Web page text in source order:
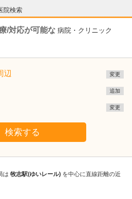
院検索
/対応が可能な 病院・クリニック
辺 変更
追加
変更
検索する
は 牧志駅(ゆいレール) を中心に直線距離の近